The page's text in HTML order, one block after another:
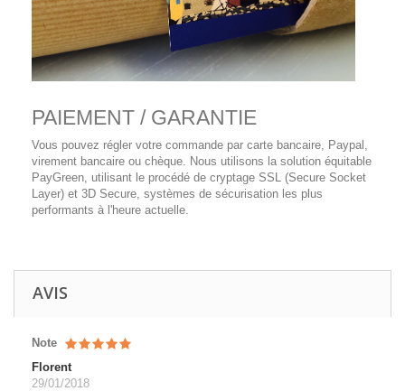
PAIEMENT / GARANTIE
Vous pouvez régler votre commande par carte bancaire, Paypal,
virement bancaire ou chèque. Nous utilisons la solution équitable
PayGreen, utilisant le procédé de cryptage SSL (Secure Socket
Layer) et 3D Secure, systèmes de sécurisation les plus
performants à l'heure actuelle.
AVIS
Note
Florent
29/01/2018